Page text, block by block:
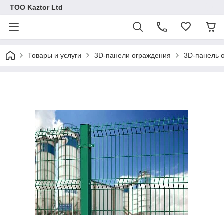
ТОО Kaztor Ltd
Товары и услуги 3D-панели ограждения 3D-панель